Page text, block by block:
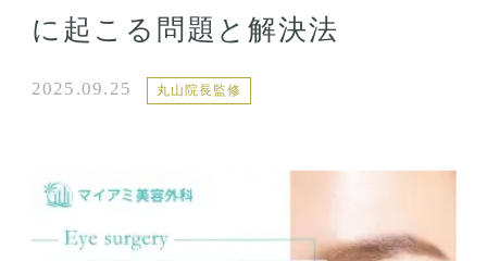
に起こる問題と解決法
2025.09.25 丸山院長監修